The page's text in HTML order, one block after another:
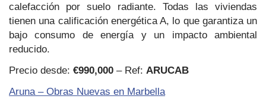
calefacción por suelo radiante. Todas las viviendas
tienen una calificación energética A, lo que garantiza un
bajo consumo de energía y un impacto ambiental
reducido.
Precio desde: €990,000 – Ref: ARUCAB
Aruna – Obras Nuevas en Marbella